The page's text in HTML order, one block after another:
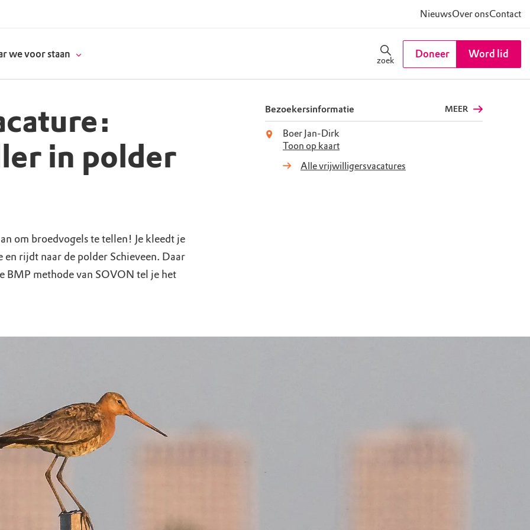
NieuwsOver onsContact
we voor staan
zoek
Doneer Word lid
in polder
om broedvogels te tellen! Je kleedt je
rijdt naar de polder Schieveen. Daar
BMP methode van SOVON tel je het
Bezoekersinformatie MEER
Boer Jan-Dirk
Toon op kaart
Alle vrijwilligersvacatures